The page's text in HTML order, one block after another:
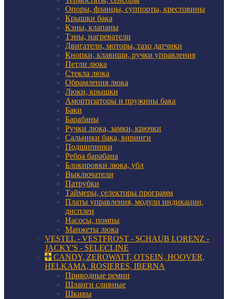
Опоры, фланцы, суппорты, крестовины
Крышки бака
Кэны, клапаны
Тэны, нагреватели
Двигатели, моторы, тахо датчики
Кнопки, клавиши, ручки управления
Петли люка
Стекла люка
Обрамления люка
Люки, крышки
Амортизаторы и пружины бака
Баки
Барабаны
Ручки люка, замки, крючки
Сальники бака, виринги
Подшипники
Ребра барабана
Блокировки люка, убл
Выключатели
Патрубки
Таймеры, селекторы программ
Платы управления, модули индикации,
дисплеи
Насосы, помпы
Манжеты люка
VESTEL - VESTFROST - SCHAUB LORENZ -
JACKY'S - SELECLINE
CANDY, ZEROWATT, OTSEIN, HOOVER,
HELKAMA, ROSIERES, IBERNA
Приводные ремни
Шланги сливные
Шкивы